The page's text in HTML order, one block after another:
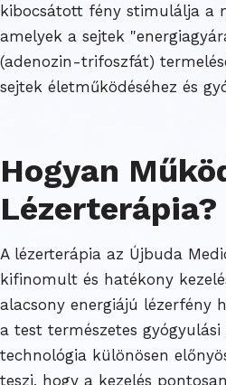
kibocsátott fény stimulálja a
amelyek a sejtek
(adenozin-trifoszfát)
sejtek életműködéséhez és
Hogyan
Lézerterápia?
A lézerterápia az Újbuda
kifinomult és hatékony
alacsony energiájú lézerfény
a test természetes
technológia különösen
teszi, hogy a kezelés